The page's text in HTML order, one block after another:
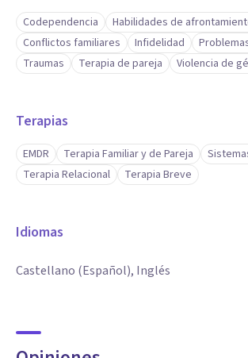
Codependencia
Habilidades de
Conflictos familiares
Infidelidad
Traumas
Terapia de pareja Violencia de
Terapias
EMDR Terapia Familiar y de Pareja
Terapia Relacional
Terapia Breve
Idiomas
Castellano (Español), Inglés